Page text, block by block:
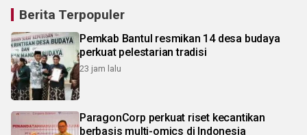
Berita Terpopuler
Pemkab Bantul resmikan 14 desa budaya
perkuat pelestarian tradisi
23 jam lalu
ParagonCorp perkuat riset kecantikan
berbasis multi-omics di Indonesia